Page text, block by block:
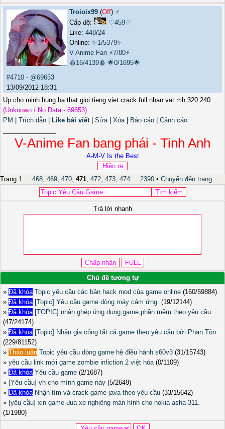
Troioix99 (Off) ♂️
Cấp độ:
♡459♡
Like: 448/24
Online: ✨1/5379✨
V-Anime Fan ⚡7/80⚡
🩸16/4139🩸 🌟0/1695🌟
#4710 - @69653
13/09/2012 18:31
Up cho minh hung ba that gioi tieng viet crack full nhan vat mh 320.240
(Unknown / No Data - 69653)
PM
Trích dẫn Like bài viết| Sửa| Xóa| Báo cáo
Cảnh cáo
V-Anime Fan bang phái - Tinh Anh
A-M-V Is the Best
Trang 1 ... 468, 469, 470, 471, 472, 473, 474 ... 2390 • Chuyển đến trang
Trả lời nhanh
Chủ đề tương tự
» Đã khóa Topic yêu cầu các bản hack mod của game online (160/59884)
» Đã khóa [Topic] Yêu cầu game dòng máy cảm ứng. (19/12144)
» Đã khóa [TOPIC] nhận ghép ứng dụng,game,phần mềm theo yêu cầu.
(47/24174)
» Đã khóa [Topic] Nhận gia công tất cả game theo yêu cầu bởi Phan Tôn
(229/81152)
» Thảo luận Topic yêu cầu dòng game hệ điều hành s60v3 (31/15743)
» yêu cầu link mới game zombie infiction 2 việt hóa(0/1109)
» Đã khóa Yêu cầu game (2/1687)
» [Yêu cầu] vh cho mình game này (5/2649)
» Đã khóa Nhận tìm và crack game java theo yêu cầu (33/15642)
» [yêu cầu] xin game đua xe nghiêng màn hình cho nokia asha 311.
(1/1980)